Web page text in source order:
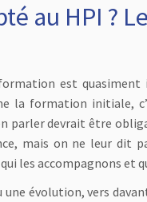
au HPI ?
est quasiment
la formation initiale,
devrait être
mais on ne leur dit
les accompagnons et
une évolution, vers